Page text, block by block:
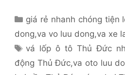
Danh
giá rẻ nhanh chóng tiện
dong,va vo luu dong,va xe
Thẻ
vá lốp ô tô Thủ Đức
động Thủ Đức,va oto luu